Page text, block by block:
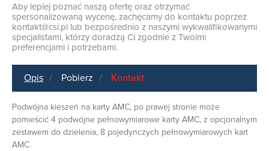
Aby lepiej poznać naszą ofertę oraz otrzymać
spersonalizowaną wycenę, zachęcamy do kontaktu poprzez
kontakt@csi.pl lub bezpośrednio z naszymi wykwalifikowanymi
specjalistami, którzy doradzą Ci zgodnie z Twoimi
preferencjami i potrzebami.
Opis Pobierz Kontakt
Podwójna kieszeń na karty AMC, po prawej stronie może
pomieścić 4 podwójne pełnowymiarowe karty AMC, z opcjonalnym
zestawem do dzielenia, 8 pojedynczych pełnowymiarowych kart
AMC.